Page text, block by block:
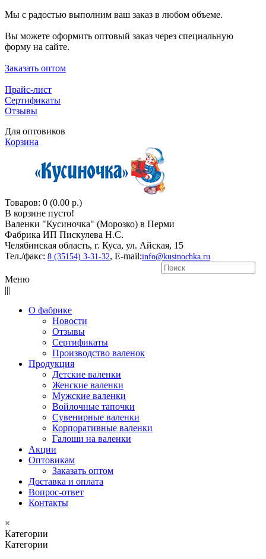
Мы с радостью выполним ваш заказ в любом объеме.
Вы можете оформить оптовый заказ через специальную
форму на сайте.
Заказать оптом
Прайс-лист
Сертификаты
Отзывы
Для оптовиков
Корзина
Товаров: 0 (0.00 р.)
В корзине пусто!
Валенки "Кусиночкa" (Морозко) в Перми
Фабрика ИП Пискулева Н.С.
Челябинская область, г. Куса, ул. Айская, 15
Тел./факс: 8 (35154) 3-31-32, E-mail:info@kusinochka.ru
Меню
|||
О фабрике
Новости
Отзывы
Сертификаты
Производство валенок
Продукция
Детские валенки
Женские валенки
Мужские валенки
Войлочные тапочки
Сувенирные валенки
Корпоративные валенки
Галоши на валенки
Акции
Оптовикам
Заказать оптом
Доставка и оплата
Вопрос-ответ
Контакты
×
Категории
Категории